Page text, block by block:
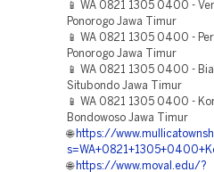
📱 WA 0821 1305 0400 -
Ponorogo Jawa Timur
📱 WA 0821 1305 0400 -
Ponorogo Jawa Timur
📱 WA 0821 1305 0400 -
Situbondo Jawa Timur
📱 WA 0821 1305 0400 -
Bondowoso Jawa Timur
🌐 https://
🌐 https://www.moval.edu/?